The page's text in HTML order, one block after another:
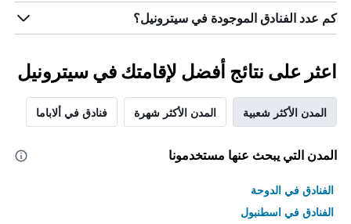
كم عدد الفنادق الموجودة في سيترونيل؟
اعثر على نتائج أفضل لإقامتك في سيترونيل
المدن الأكثر شعبية المدن الأكثر شهرة فنادق في ألاباما
المدن التي يبحث عنها مستخدمونا
الفنادق في الدوحة
الفنادق في اسطنبول